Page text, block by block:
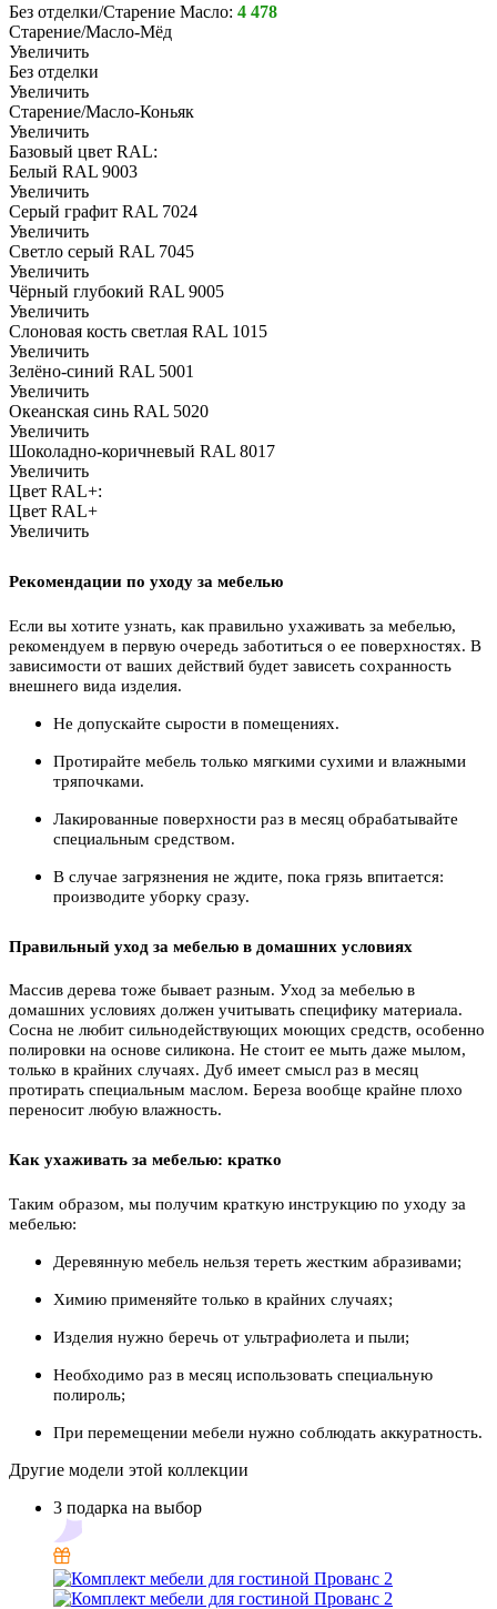
Без отделки/Старение Масло: 4 478
Старение/Масло-Мёд
Увеличить
Без отделки
Увеличить
Старение/Масло-Коньяк
Увеличить
Базовый цвет RAL:
Белый RAL 9003
Увеличить
Серый графит RAL 7024
Увеличить
Светло серый RAL 7045
Увеличить
Чёрный глубокий RAL 9005
Увеличить
Слоновая кость светлая RAL 1015
Увеличить
Зелёно-синий RAL 5001
Увеличить
Океанская синь RAL 5020
Увеличить
Шоколадно-коричневый RAL 8017
Увеличить
Цвет RAL+:
Цвет RAL+
Увеличить
Рекомендации по уходу за мебелью
Если вы хотите узнать, как правильно ухаживать за мебелью,
рекомендуем в первую очередь заботиться о ее поверхностях. В
зависимости от ваших действий будет зависеть сохранность
внешнего вида изделия.
Не допускайте сырости в помещениях.
Протирайте мебель только мягкими сухими и влажными
тряпочками.
Лакированные поверхности раз в месяц обрабатывайте
специальным средством.
В случае загрязнения не ждите, пока грязь впитается:
производите уборку сразу.
Правильный уход за мебелью в домашних условиях
Массив дерева тоже бывает разным. Уход за мебелью в
домашних условиях должен учитывать специфику материала.
Сосна не любит сильнодействующих моющих средств, особенно
полировки на основе силикона. Не стоит ее мыть даже мылом,
только в крайних случаях. Дуб имеет смысл раз в месяц
протирать специальным маслом. Береза вообще крайне плохо
переносит любую влажность.
Как ухаживать за мебелью: кратко
Таким образом, мы получим краткую инструкцию по уходу за
мебелью:
Деревянную мебель нельзя тереть жестким абразивами;
Химию применяйте только в крайних случаях;
Изделия нужно беречь от ультрафиолета и пыли;
Необходимо раз в месяц использовать специальную
полироль;
При перемещении мебели нужно соблюдать аккуратность.
Другие модели этой коллекции
3 подарка на выбор